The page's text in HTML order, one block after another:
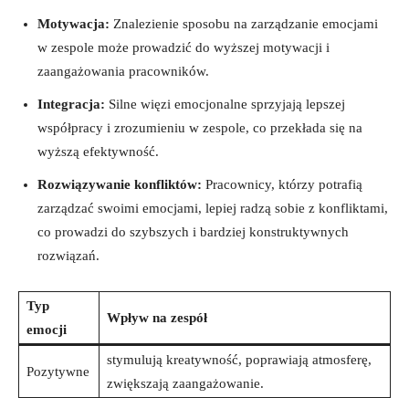
Motywacja: Znalezienie sposobu na zarządzanie emocjami
w zespole może prowadzić do wyższej motywacji i
zaangażowania pracowników.
Integracja: Silne więzi emocjonalne sprzyjają lepszej
współpracy i zrozumieniu w zespole, co przekłada się na
wyższą efektywność.
Rozwiązywanie konfliktów: Pracownicy, którzy potrafią
zarządzać swoimi emocjami, lepiej radzą sobie z konfliktami,
co prowadzi do szybszych i bardziej konstruktywnych
rozwiązań.
Typ
emocji
Wpływ na zespół
Pozytywne
stymulują kreatywność, poprawiają atmosferę,
zwiększają zaangażowanie.